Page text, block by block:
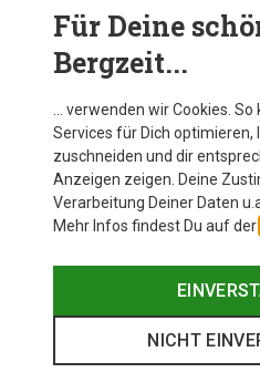
Du sparst 28%
Für Deine
Bergzeit...
… verwenden wir Cookies.
Services für Dich optimieren,
zuschneiden und dir
Anzeigen zeigen. Deine
Verarbeitung Deiner Daten
Mehr Infos findest Du auf der
NICHT